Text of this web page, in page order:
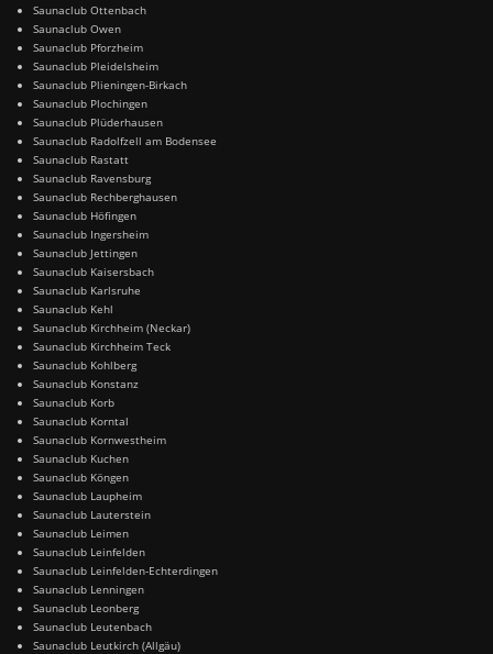
Saunaclub Ottenbach
Saunaclub Owen
Saunaclub Pforzheim
Saunaclub Pleidelsheim
Saunaclub Plieningen-Birkach
Saunaclub Plochingen
Saunaclub Plüderhausen
Saunaclub Radolfzell am Bodensee
Saunaclub Rastatt
Saunaclub Ravensburg
Saunaclub Rechberghausen
Saunaclub Höfingen
Saunaclub Ingersheim
Saunaclub Jettingen
Saunaclub Kaisersbach
Saunaclub Karlsruhe
Saunaclub Kehl
Saunaclub Kirchheim (Neckar)
Saunaclub Kirchheim Teck
Saunaclub Kohlberg
Saunaclub Konstanz
Saunaclub Korb
Saunaclub Korntal
Saunaclub Kornwestheim
Saunaclub Kuchen
Saunaclub Köngen
Saunaclub Laupheim
Saunaclub Lauterstein
Saunaclub Leimen
Saunaclub Leinfelden
Saunaclub Leinfelden-Echterdingen
Saunaclub Lenningen
Saunaclub Leonberg
Saunaclub Leutenbach
Saunaclub Leutkirch (Allgäu)